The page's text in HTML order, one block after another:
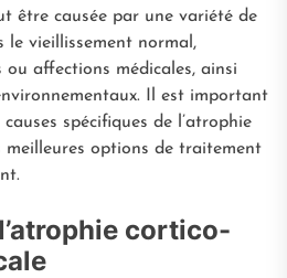
être causée par une variété de
le vieillissement normal,
ou affections médicales, ainsi
Il est important
spécifiques de l’atrophie
meilleures options de traitement
cortico-